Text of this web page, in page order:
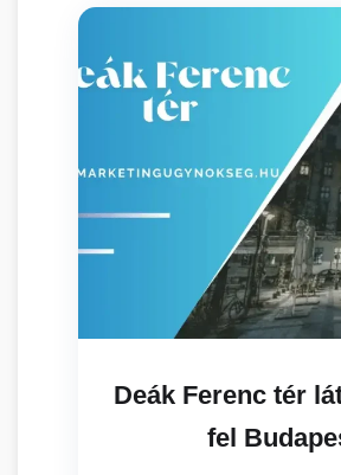
Deák Ferenc tér
fel